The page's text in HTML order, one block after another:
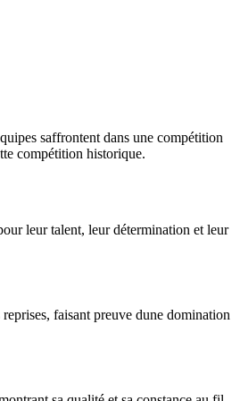
saffrontent dans une compétition
compétition historique.
leur talent, leur détermination et leur
faisant preuve dune domination